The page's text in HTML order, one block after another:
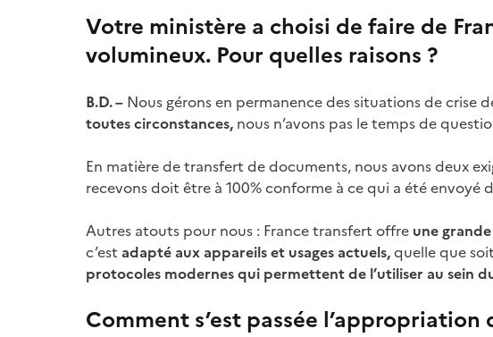
Votre ministère a choisi de faire de
volumineux. Pour quelles raisons ?
B.D. – Nous gérons en permanence des situations de crise
toutes circonstances, nous n’avons pas le temps de
En matière de transfert de documents, nous avons deux
recevons doit être à 100% conforme à ce qui a été
Autres atouts pour nous : France transfert offre une
c’est adapté aux appareils et usages actuels,quelle que
protocoles modernes qui permettent de l’utiliser au sein
Comment s’est passée